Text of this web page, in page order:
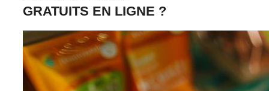
GRATUITS EN LIGNE ?